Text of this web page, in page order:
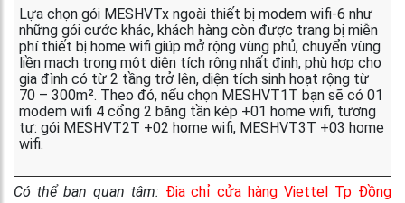
Lựa chọn gói MESHVTx ngoài thiết bị modem wifi-6 như
những gói cước khác, khách hàng còn được trang bị miễn
phí thiết bị home wifi giúp mở rộng vùng phủ, chuyển vùng
liền mạch trong một diện tích rộng nhất định, phù hợp cho
gia đình có từ 2 tầng trở lên, diện tích sinh hoạt rộng từ
70 – 300m². Theo đó, nếu chọn MESHVT1T bạn sẽ có 01
modem wifi 4 cổng 2 băng tần kép +01 home wifi, tương
tự: gói MESHVT2T +02 home wifi, MESHVT3T +03 home
wifi.
Có thể bạn quan tâm: Địa chỉ cửa hàng Viettel Tp Đồng